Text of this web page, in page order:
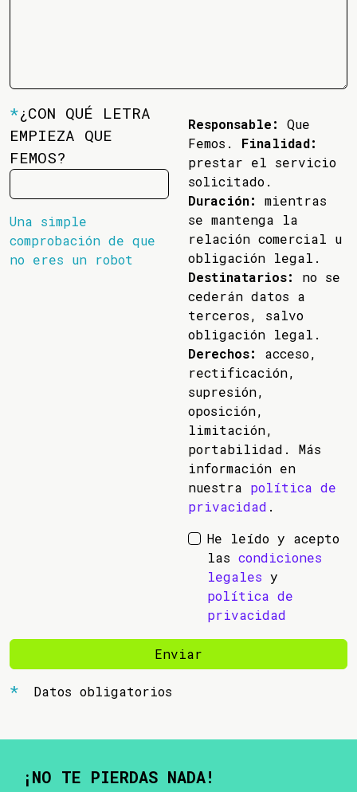
*¿CON QUÉ LETRA
EMPIEZA QUE
FEMOS?
Una simple
comprobación de que
no eres un robot
Responsable:
Que
Femos. Finalidad:
prestar el servicio
solicitado.
Duración:
mientras
se mantenga la
relación comercial u
obligación legal.
Destinatarios:
no se
cederán datos a
terceros, salvo
obligación legal.
Derechos:
acceso,
rectificación,
supresión,
oposición,
limitación,
portabilidad. Más
información en
nuestra política de
privacidad .
He leído y acepto
las condiciones
legales y
política de
privacidad
Enviar
Datos obligatorios
¡NO TE PIERDAS NADA!